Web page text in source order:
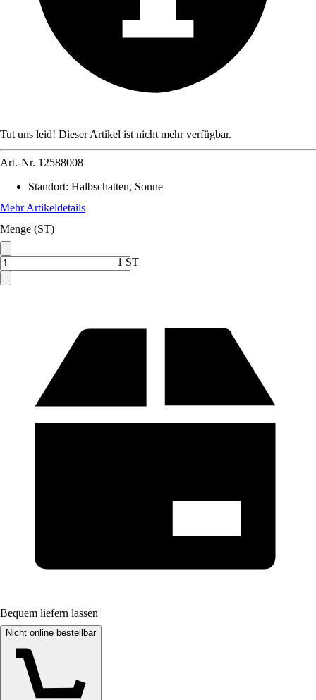
Tut uns leid! Dieser Artikel ist nicht mehr verfügbar.
Art.-Nr. 12588008
Standort: Halbschatten, Sonne
Mehr Artikeldetails
Menge (ST)
1 ST
Bequem liefern lassen
Nicht online bestellbar